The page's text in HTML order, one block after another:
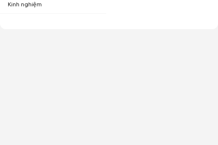
Kinh nghiệm